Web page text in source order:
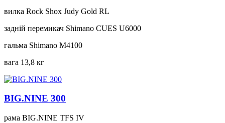
вилка Rock Shox Judy Gold RL
задній перемикач Shimano CUES U6000
гальма Shimano M4100
вага 13,8 кг
BIG.NINE 300
рама BIG.NINE TFS IV